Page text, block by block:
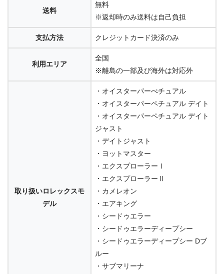
送料
無料
※返却時のみ送料は自己負担
支払方法 クレジットカード決済のみ
利用エリア
全国
※離島の一部及び海外は対応外
取り扱いロレックスモ
デル
・オイスターパーぺチュアル
・オイスターパーペチュアル デイト
・オイスターパーペチュアル デイト
ジャスト
・デイトジャスト
・ヨットマスター
・エクスプローラーⅠ
・エクスプローラーⅡ
・カメレオン
・エアキング
・シードゥエラー
・シードゥエラーディープシー
・シードゥエラーディープシー Dブ
ルー
・サブマリーナ